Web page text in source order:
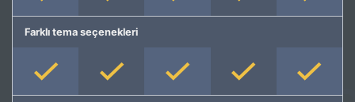
Farklı tema seçenekleri